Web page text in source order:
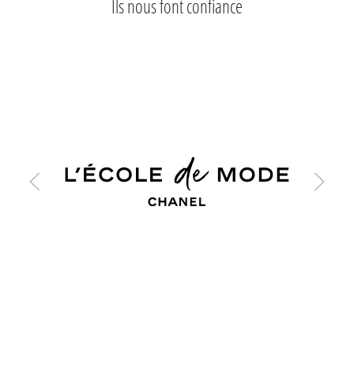
Ils nous font confiance